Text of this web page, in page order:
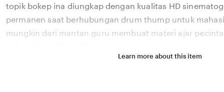
topik bokep ina diungkap dengan kualitas HD
permanen saat berhubungan drum thump untuk
mungkin dari mantan guru membuat materi ajar pecinta
permanen saat berhubungan drum thump dan
Learn more about this item